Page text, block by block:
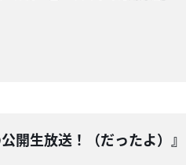
開生放送！（だったよ）』